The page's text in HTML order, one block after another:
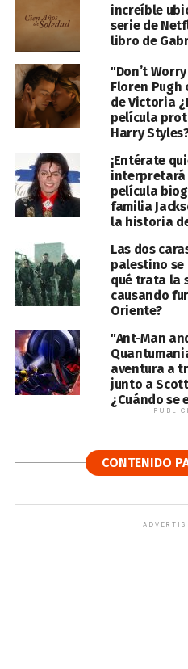
increíble
serie de
libro de
"Don’t
Floren Pugh
de Victoria
película
Harry
¡Entérate
interpretará
película
familia
la historia
Las dos
palestino se
qué trata la
causando
Oriente?
"Ant-Man
aventura a
junto a Scott
¿Cuándo se
CONTENIDO